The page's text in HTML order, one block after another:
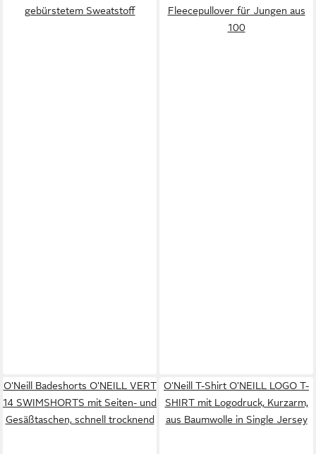
gebürstetem Sweatstoff
Fleecepullover für Jungen aus
100
O'Neill Badeshorts O'NEILL VERT
14 SWIMSHORTS mit Seiten- und
Gesäßtaschen, schnell trocknend
O'Neill T-Shirt O'NEILL LOGO T-
SHIRT mit Logodruck, Kurzarm,
aus Baumwolle in Single Jersey